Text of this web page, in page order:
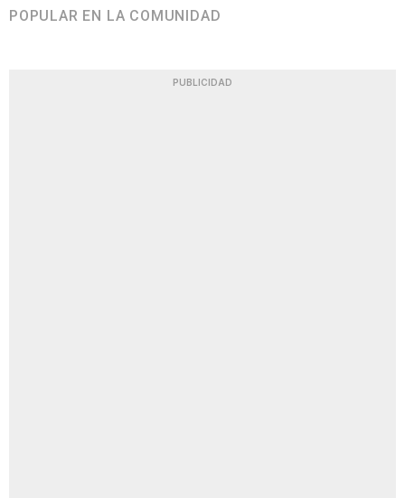
POPULAR EN LA COMUNIDAD
PUBLICIDAD